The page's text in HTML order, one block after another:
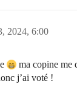
2024, 6:00
ma copine me
j’ai voté !